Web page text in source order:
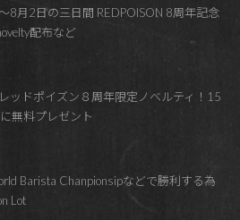
8月2日の三日間 REDPOISON 8周年記念
配布など
ッドポイズン８周年限定ノベルティ！15
無料プレゼント
Barista Chanpionsipなどで勝利する為
Lot